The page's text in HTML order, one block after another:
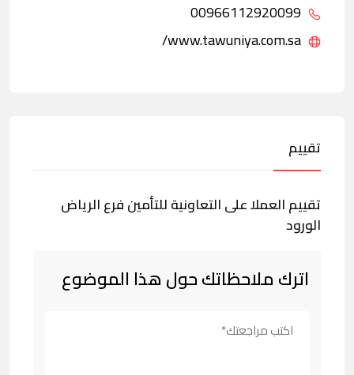
تقييم
تقييم العملا على التعاونية للتأمين فرع الرياض
الورود
اترك ملاحظاتك حول هذا الموضوع